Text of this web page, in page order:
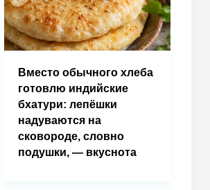
Вместо обычного хлеба
готовлю индийские
бхатури: лепёшки
надуваются на
сковороде, словно
подушки, — вкуснота